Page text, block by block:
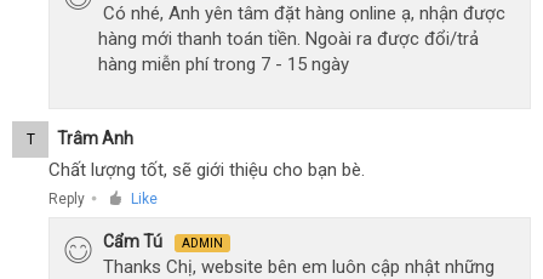
Có nhé, Anh yên tâm đặt hàng online ạ, nhận được
hàng mới thanh toán tiền. Ngoài ra được đổi/trả
hàng miễn phí trong 7 - 15 ngày
T Trâm Anh
Chất lượng tốt, sẽ giới thiệu cho bạn bè.
Reply ● Like
Cẩm Tú ADMIN
Thanks Chị, website bên em luôn cập nhật những